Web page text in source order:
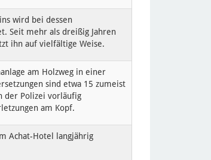
wird bei dessen
Seit mehr als dreißig Jahren
ihn auf vielfältige Weise.
am Holzweg in einer
sind etwa 15 zumeist
der Polizei vorläufig
am Kopf.
Achat-Hotel langjährig